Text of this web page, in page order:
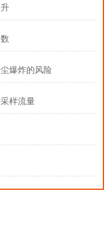
爆炸的风险
样流量